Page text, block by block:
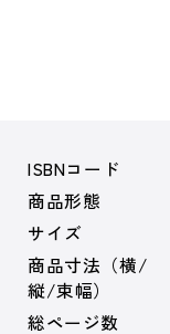
ISBNコード
商品形態
サイズ
商品寸法（横/
縦/束幅）
総ページ数